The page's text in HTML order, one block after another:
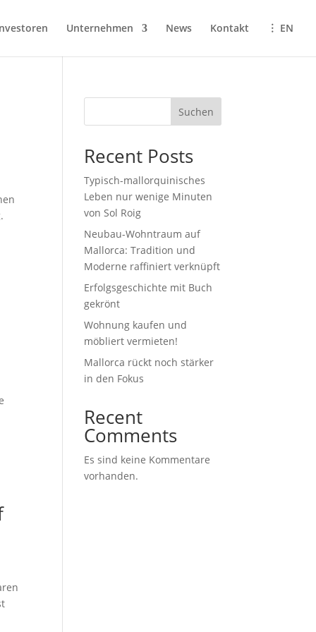
Unternehmen News Kontakt ︙ EN
Suchen
Recent Posts
Typisch-mallorquinisches
Leben nur wenige Minuten
von Sol Roig
Neubau-Wohntraum auf
Mallorca: Tradition und
Moderne raffiniert verknüpft
Erfolgsgeschichte mit Buch
gekrönt
Wohnung kaufen und
möbliert vermieten!
Mallorca rückt noch stärker
in den Fokus
Recent
Comments
Es sind keine Kommentare
vorhanden.